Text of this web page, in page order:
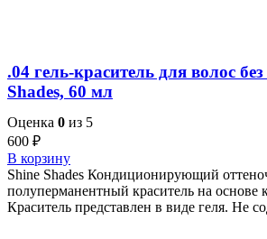
.04 гель-краситель для волос
Shades, 60 мл
Оценка 0 из 5
600 ₽
В корзину
Shine Shades Кондиционирующий
полуперманентный краситель на основе
Краситель представлен в виде геля. Не